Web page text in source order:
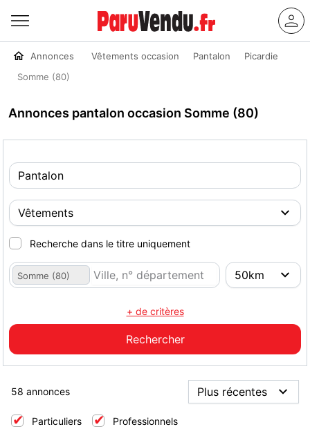
Annonces Vêtements occasion Pantalon
Picardie
Somme (80)
Annonces pantalon occasion Somme (80)
Recherche dans le titre uniquement
Somme (80)
+ de critères
58 annonces
Particuliers Professionnels